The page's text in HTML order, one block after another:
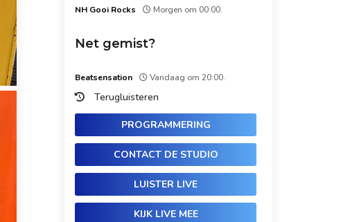
NH Gooi Rocks Morgen om 00:00.
Net gemist?
Beatsensation Vandaag om 20:00.
Terugluisteren
PROGRAMMERING
CONTACT DE STUDIO
LUISTER LIVE
KIJK LIVE MEE